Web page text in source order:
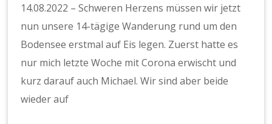
14.08.2022 – Schweren Herzens müssen wir jetzt
nun unsere 14-tägige Wanderung rund um den
Bodensee erstmal auf Eis legen. Zuerst hatte es
nur mich letzte Woche mit Corona erwischt und
kurz darauf auch Michael. Wir sind aber beide
wieder auf